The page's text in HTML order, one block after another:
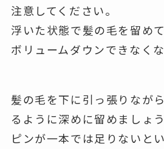
注意してください。
浮いた状態で髪の毛を留め
ボリュームダウンできなくな
髪の毛を下に引っ張りなが
るように深めに留めましょう
ピンが一本では足りないと